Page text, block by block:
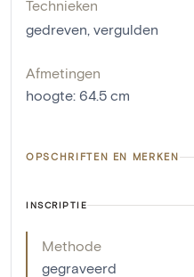
Technieken
gedreven, vergulden
Afmetingen
hoogte: 64.5 cm
OPSCHRIFTEN EN MERKEN
INSCRIPTIE
Methode
gegraveerd